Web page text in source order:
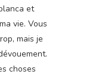
et
vie. Vous
mais je
choses